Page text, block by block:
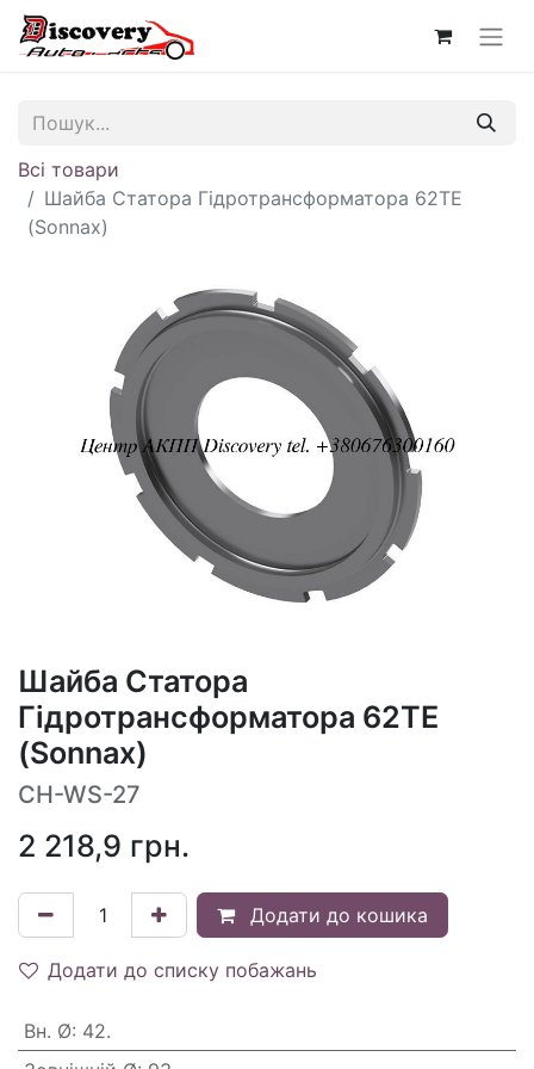
Всі товари
Шайба Статора Гідротрансформатора 62TE
(Sonnax)
Шайба Статора
Гідротрансформатора 62TE
(Sonnax)
CH-WS-27
2 218,9 грн.
Додати до кошика
Додати до списку побажань
Вн. Ø: 42.